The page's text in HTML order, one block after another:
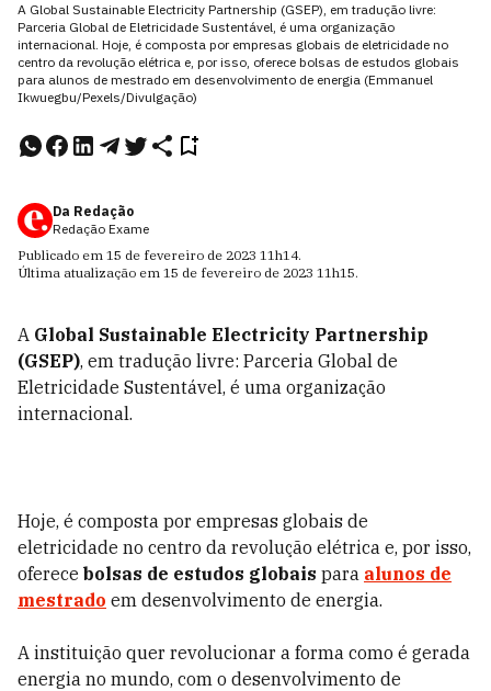
A Global Sustainable Electricity Partnership (GSEP), em tradução livre:
Parceria Global de Eletricidade Sustentável, é uma organização
internacional. Hoje, é composta por empresas globais de eletricidade no
centro da revolução elétrica e, por isso, oferece bolsas de estudos globais
para alunos de mestrado em desenvolvimento de energia (Emmanuel
Ikwuegbu/Pexels/Divulgação)
Da Redação
Redação Exame
Publicado em 15 de fevereiro de 2023 11h14.
Última atualização em 15 de fevereiro de 2023 11h15.
A Global Sustainable Electricity Partnership
(GSEP), em tradução livre: Parceria Global de
Eletricidade Sustentável, é uma organização
internacional.
Hoje, é composta por empresas globais de
eletricidade no centro da revolução elétrica e, por isso,
oferece bolsas de estudos globais para alunos de
mestrado em desenvolvimento de energia.
A instituição quer revolucionar a forma como é gerada
energia no mundo, com o desenvolvimento de